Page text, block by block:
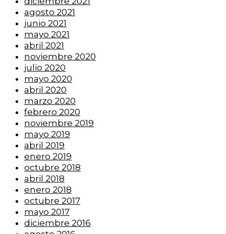
agosto 2021
junio 2021
mayo 2021
abril 2021
noviembre 2020
julio 2020
mayo 2020
abril 2020
marzo 2020
febrero 2020
noviembre 2019
mayo 2019
abril 2019
enero 2019
octubre 2018
abril 2018
enero 2018
octubre 2017
mayo 2017
diciembre 2016